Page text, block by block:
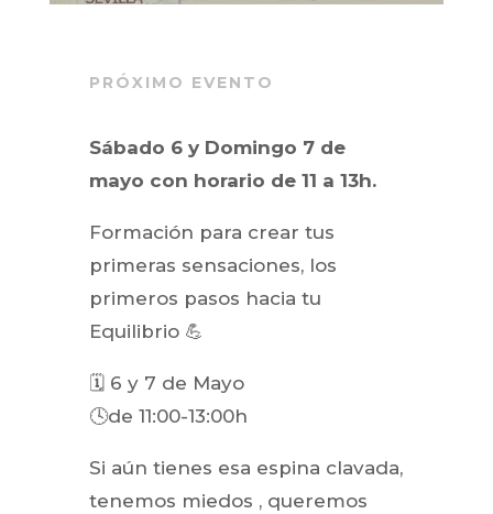
PRÓXIMO EVENTO
Sábado 6 y Domingo 7 de
mayo con horario de 11 a 13h.
Formación para crear tus
primeras sensaciones, los
primeros pasos hacia tu
Equilibrio 💪
🗓 6 y 7 de Mayo
🕓de 11:00-13:00h
Si aún tienes esa espina clavada,
tenemos miedos , queremos